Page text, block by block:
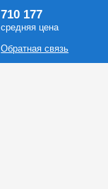
710 177
средняя цена
Обратная связь